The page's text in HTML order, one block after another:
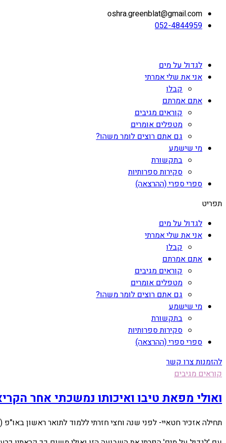
oshra.greenblat@gmail.com
052-4844959
לגדול על מים
אני את שלי אמרתי
קבלו
אתם אמרתם
קוראים מגיבים
מטפלים אומרים
גם אתם רוצים לומר משהו?
מי שישמע
בתקשורת
סקירות ספרותיות
ספרי ספרי (ההרצאה)
תפריט
לגדול על מים
אני את שלי אמרתי
קבלו
אתם אמרתם
קוראים מגיבים
מטפלים אומרים
גם אתם רוצים לומר משהו?
מי שישמע
בתקשורת
סקירות ספרותיות
ספרי ספרי (ההרצאה)
להזמנות צרו קשר
קוראים מגיבים
ואולי מפאת טיבו ואיכותו נמשכתי אחר
תחילה אזכיר חטאיי- לפני שנה וחצי חזרתי ללמוד לתואר ראשון באו"פ (אחרי 20 שנה שנטשתיו) ומפאת העומס נדרתי לא לקרוא שום דבר פרוזה, חוץ